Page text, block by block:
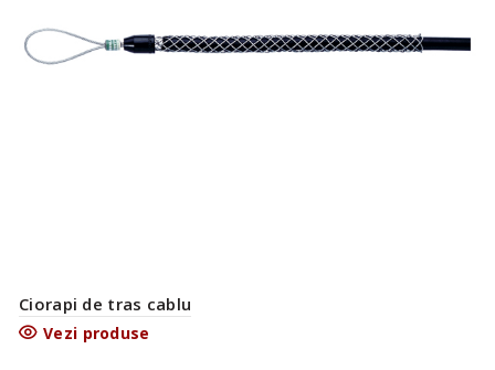
Ciorapi de tras cablu
Vezi produse